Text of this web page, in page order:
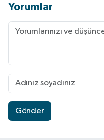
Yorumlar
Gönder